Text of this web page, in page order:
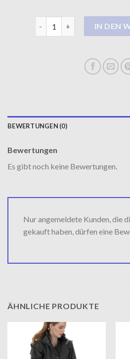
regen mantel MengeIN DEN
BEWERTUNGEN (0)
Bewertungen
Es gibt noch keine Bewertungen.
Nur angemeldete Kunden, die
gekauft haben, dürfen eine
ÄHNLICHE PRODUKTE